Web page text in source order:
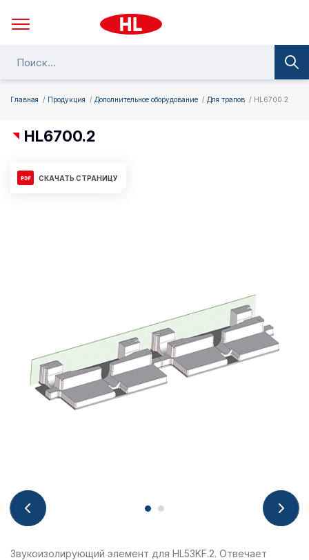
Главная Продукция Дополнительное оборудование Для трапов HL6700.2
HL6700.2
СКАЧАТЬ СТРАНИЦУ
Звукоизолирующий элемент для HL53KF.2. Отвечает